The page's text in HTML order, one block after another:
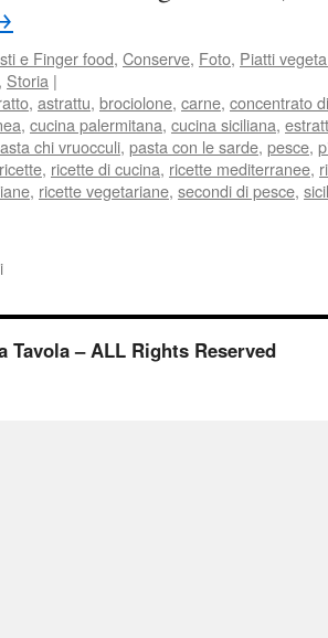
e Finger food, Conserve, Foto, Piatti
, Storia |
, astrattu, brociolone, carne, concentrato
, cucina palermitana, cucina siciliana,
chi vruocculi, pasta con le sarde, pesce,
ricette, ricette di cucina, ricette mediterranee,
, ricette vegetariane, secondi di pesce,
Tavola – ALL Rights Reserved